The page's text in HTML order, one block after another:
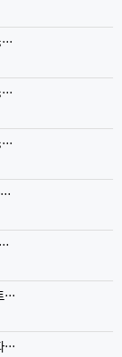
…
…